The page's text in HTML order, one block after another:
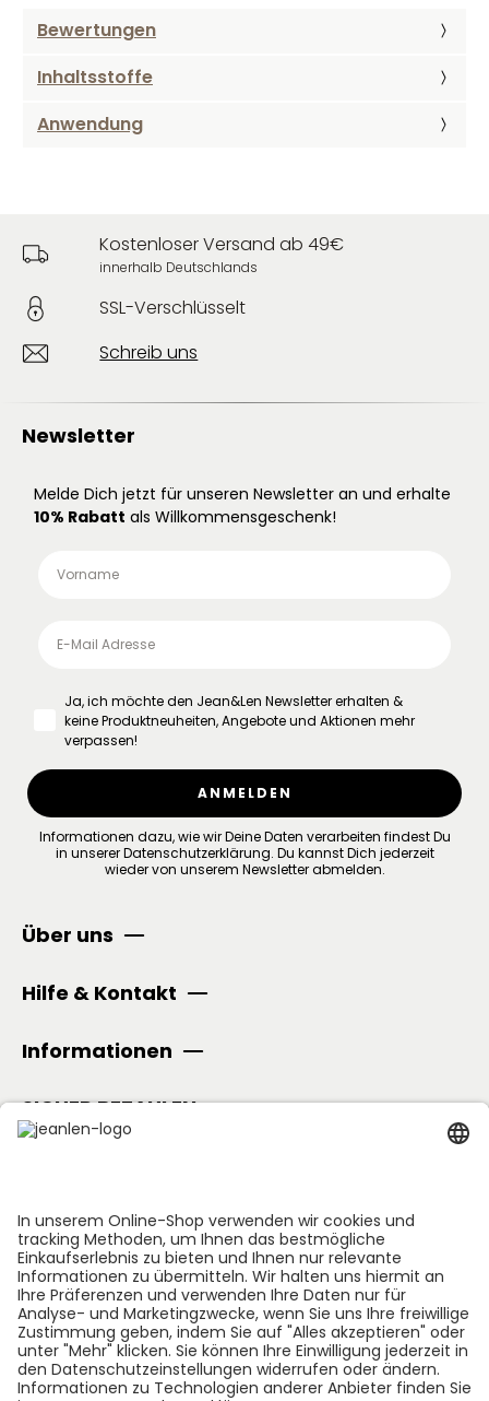
Bewertungen
Inhaltsstoffe
Anwendung
Kostenloser Versand ab 49€
innerhalb Deutschlands
SSL-Verschlüsselt
Schreib uns
Newsletter
Melde Dich jetzt für unseren Newsletter an und erhalte
10% Rabatt als Willkommensgeschenk!
Ja, ich möchte den Jean&Len Newsletter erhalten &
keine Produktneuheiten, Angebote und Aktionen mehr
verpassen!
ANMELDEN
Informationen dazu, wie wir Deine Daten verarbeiten findest Du
in unsererDatenschutzerklärung. Du kannst Dich jederzeit
wieder von unserem Newsletter abmelden.
Über uns
Hilfe & Kontakt
Informationen
SICHER BEZAHLEN
Folge uns: